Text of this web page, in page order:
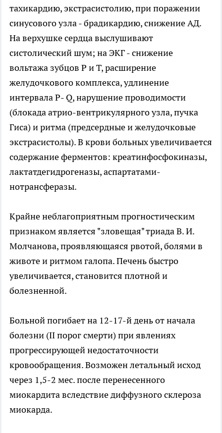
тахикардию, экстрасистолию, при поражении
синусового узла - брадикардию, снижение АД.
На верхушке сердца выслушивают
систолический шум; на ЭКГ - снижение
вольтажа зубцов Р и Т, расширение
желудочкового комплекса, удлинение
интервала Р- Q, нарушение проводимости
(блокада атрио-вентрикулярного узла, пучка
Гиса) и ритма (предсердные и желудочковые
экстрасистолы). В крови больных увеличивается
содержание ферментов: креатинфосфокиназы,
лактатдегидрогеназы, аспартатами-
нотрансферазы.
Крайне неблагоприятным прогностическим
признаком является "зловещая" триада В. И.
Молчанова, проявляющаяся рвотой, болями в
животе и ритмом галопа. Печень быстро
увеличивается, становится плотной и
болезненной.
Больной погибает на 12-17-й день от начала
болезни (II порог смерти) при явлениях
прогрессирующей недостаточности
кровообращения. Возможен летальный исход
через 1,5-2 мес. после перенесенного
миокардита вследствие диффузного склероза
миокарда.